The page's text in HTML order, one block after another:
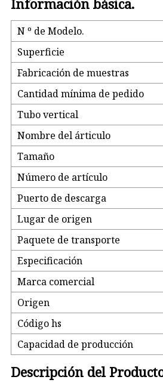
Información básica.
N º de Modelo.
Superficie
Fabricación de muestras
Cantidad mínima de pedido
Tubo vertical
Nombre del árticulo
Tamaño
Número de artículo
Puerto de descarga
Lugar de origen
Paquete de transporte
Especificación
Marca comercial
Origen
Código hs
Capacidad de producción
Descripción del